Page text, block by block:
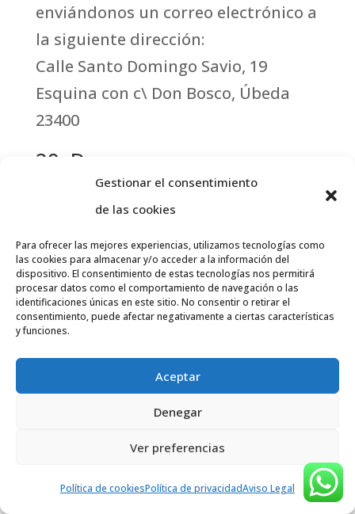
Gestionar el consentimiento
de las cookies
Para ofrecer las mejores experiencias, utilizamos tecnologías como
las cookies para almacenar y/o acceder a la información del
dispositivo. El consentimiento de estas tecnologías nos permitirá
procesar datos como el comportamiento de navegación o las
identificaciones únicas en este sitio. No consentir o retirar el
consentimiento, puede afectar negativamente a ciertas características
y funciones.
Aceptar
Denegar
Ver preferencias
Política de cookiesPolítica de privacidadAviso Legal
enviándonos un correo electrónico a
la siguiente dirección:
Calle Santo Domingo Savio, 19
Esquina con c\ Don Bosco, Úbeda
23400
20. Descargar
You can alsodownloadour Terms
and Conditions as a PDF.
Buscar
Entradas recientes
No hay comentarios que mostrar.